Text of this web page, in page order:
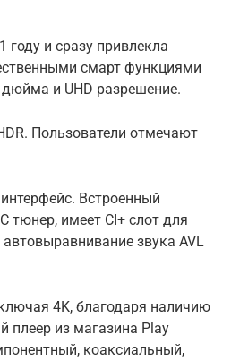
и сразу привлекла
смарт функциями
и UHD разрешение.
Пользователи отмечают
Встроенный
тюнер, имеет CI+ слот для
звука AVL
4K, благодаря наличию
плеер из магазина Play
коаксиальный,